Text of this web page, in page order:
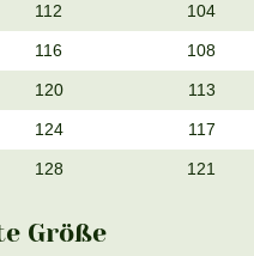
112 104
116 108
120 113
124 117
128 121
Größe